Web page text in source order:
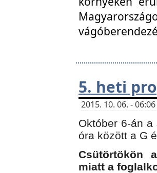
5. heti
2015. 10. 06. -
Október 6-án
óra között a G
Csütörtökön
miatt a